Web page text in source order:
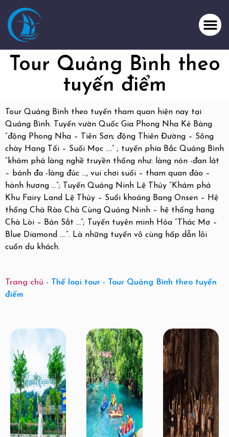
Tour Quảng Bình theo
tuyến điểm
Tour Quảng Bình theo tuyến tham quan hiện nay tại
Quảng Bình. Tuyến vườn Quốc Gia Phong Nha Kẻ Bàng
“động Phong Nha – Tiên Sơn; động Thiên Đường – Sông
chày Hang Tối – Suối Mọc ….” ; tuyến phía Bắc Quảng Bình
“khám phá làng nghề truyền thống như: làng nón -đan lát
– bánh đa -làng đúc …, vui chơi suối – tham quan đảo –
hành hương …”; Tuyến Quảng Ninh Lệ Thủy “Khám phá
Khu Fairy Land Lệ Thủy – Suối khoáng Bang Onsen – Hệ
thống Chà Rào Chà Cùng Quảng Ninh – hệ thống hang
Chà Lòi – Bản Sắt …”; Tuyến tuyên minh Hóa “Thác Mơ –
Blue Diamond ….”. Là những tuyến vô cùng hấp dẫn lôi
cuốn du khách.
Trang chủ - Thể loại tour -
Tour Quảng Bình theo tuyến
điểm